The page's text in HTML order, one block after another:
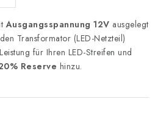
Ausgangsspannung 12V ausgelegt
Transformator (LED-Netzteil)
für Ihren LED-Streifen und
Reserve hinzu.